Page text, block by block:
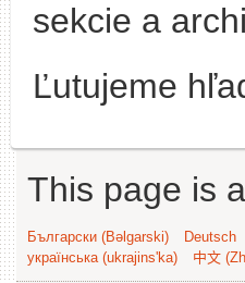
sekcie a
Ľutujeme
This page is
Български (Bəlgarski) Deutsch
українська (ukrajins'ka)
中文